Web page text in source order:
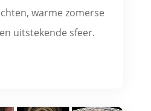
warme zomerse
uitstekende sfeer.